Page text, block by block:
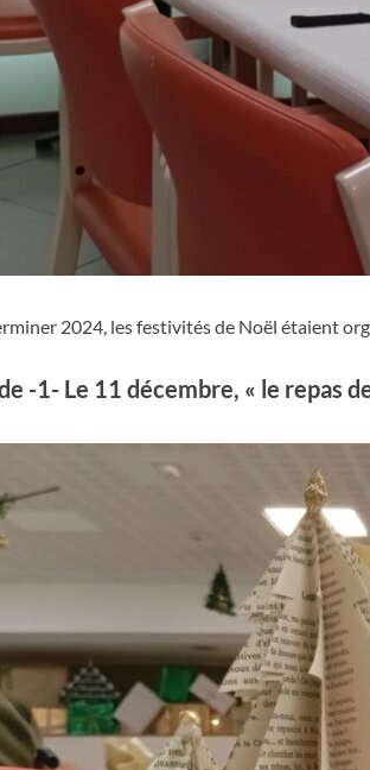
2024, les festivités de Noël étaient
-1- Le 11 décembre, « le repas